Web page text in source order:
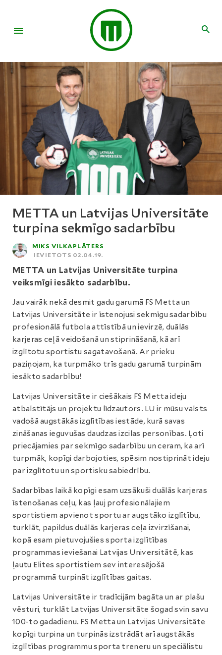
METTA un Latvijas Universitāte
turpina sekmīgo sadarbību
MIKS VILKAPLĀTERS
IEVIETOTS 02.04.19.
METTA un Latvijas Universitāte turpina
veiksmīgi iesākto sadarbību.
Jau vairāk nekā desmit gadu garumā FS Metta un
Latvijas Universitāte ir īstenojusi sekmīgu sadarbību
profesionālā futbola attīstībā un ievirzē, duālās
karjeras ceļā veidošanā un stiprināšanā, kā arī
izglītotu sportistu sagatavošanā. Ar prieku
paziņojam, ka turpmāko trīs gadu garumā turpinām
iesākto sadarbību!
Latvijas Universitāte ir ciešākais FS Metta ideju
atbalstītājs un projektu līdzautors. LU ir mūsu valsts
vadošā augstākās izglītības iestāde, kurā savas
zināšanas ieguvušas daudzas izcilas personības. Ļoti
priecājamies par sekmīgo sadarbību un ceram, ka arī
turpmāk, kopīgi darbojoties, spēsim nostiprināt ideju
par izglītotu un sportisku sabiedrību.
Sadarbības laikā kopīgi esam uzsākuši duālās karjeras
īstenošanas ceļu, kas ļauj profesionālajiem
sportistiem apvienot sportu ar augstāko izglītību,
turklāt, papildus duālās karjeras ceļa izvirzīšanai,
kopā esam pietuvojušies sporta izglītības
programmas ieviešanai Latvijas Universitātē, kas
ļautu Elites sportistiem sev interesējošā
programmā turpināt izglītības gaitas.
Latvijas Universitāte ir tradīcijām bagāta un ar plašu
vēsturi, turklāt Latvijas Universitāte šogad svin savu
100-to gadadienu. FS Metta un Latvijas Universitāte
kopīgi turpina un turpinās izstrādāt arī augstākās
izglītības programmu sporta treneru un speciālistu